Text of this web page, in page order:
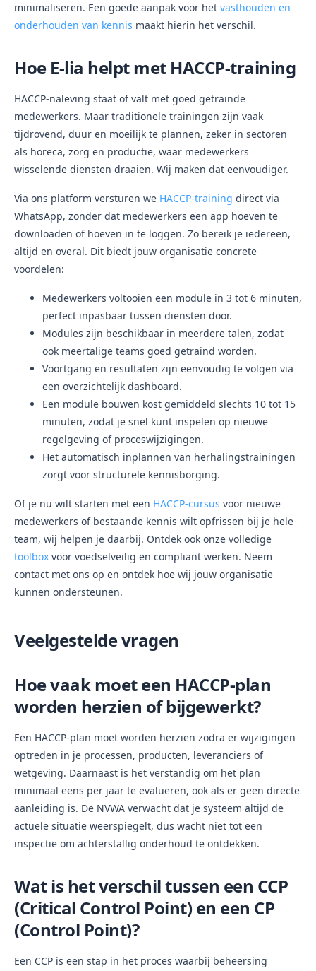
minimaliseren. Een goede aanpak voor het vasthouden en
onderhouden van kennis maakt hierin het verschil.
Hoe E-lia helpt met HACCP-training
HACCP-naleving staat of valt met goed getrainde
medewerkers. Maar traditionele trainingen zijn vaak
tijdrovend, duur en moeilijk te plannen, zeker in sectoren
als horeca, zorg en productie, waar medewerkers
wisselende diensten draaien. Wij maken dat eenvoudiger.
Via ons platform versturen we HACCP-training direct via
WhatsApp, zonder dat medewerkers een app hoeven te
downloaden of hoeven in te loggen. Zo bereik je iedereen,
altijd en overal. Dit biedt jouw organisatie concrete
voordelen:
Medewerkers voltooien een module in 3 tot 6 minuten,
perfect inpasbaar tussen diensten door.
Modules zijn beschikbaar in meerdere talen, zodat
ook meertalige teams goed getraind worden.
Voortgang en resultaten zijn eenvoudig te volgen via
een overzichtelijk dashboard.
Een module bouwen kost gemiddeld slechts 10 tot 15
minuten, zodat je snel kunt inspelen op nieuwe
regelgeving of proceswijzigingen.
Het automatisch inplannen van herhalingstrainingen
zorgt voor structurele kennisborging.
Of je nu wilt starten met een HACCP-cursus voor nieuwe
medewerkers of bestaande kennis wilt opfrissen bij je hele
team, wij helpen je daarbij. Ontdek ook onze volledige
toolbox voor voedselveilig en compliant werken. Neem
contact met ons op en ontdek hoe wij jouw organisatie
kunnen ondersteunen.
Veelgestelde vragen
Hoe vaak moet een HACCP-plan
worden herzien of bijgewerkt?
Een HACCP-plan moet worden herzien zodra er wijzigingen
optreden in je processen, producten, leveranciers of
wetgeving. Daarnaast is het verstandig om het plan
minimaal eens per jaar te evalueren, ook als er geen directe
aanleiding is. De NVWA verwacht dat je systeem altijd de
actuele situatie weerspiegelt, dus wacht niet tot een
inspectie om achterstallig onderhoud te ontdekken.
Wat is het verschil tussen een CCP
(Critical Control Point) en een CP
(Control Point)?
Een CCP is een stap in het proces waarbij beheersing